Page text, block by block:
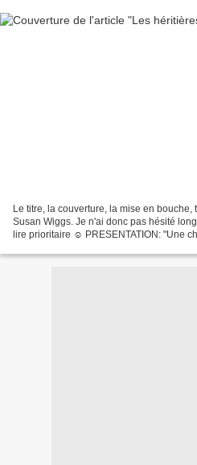
Le titre, la couverture, la mise en bouche,
Susan Wiggs. Je n'ai donc pas hésité
lire prioritaire ☺ PRESENTATION: "Une